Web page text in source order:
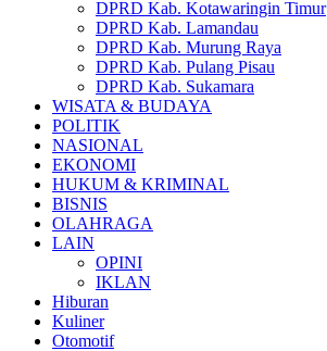
DPRD Kab. Kotawaringin Timur
DPRD Kab. Lamandau
DPRD Kab. Murung Raya
DPRD Kab. Pulang Pisau
DPRD Kab. Sukamara
WISATA & BUDAYA
POLITIK
NASIONAL
EKONOMI
HUKUM & KRIMINAL
BISNIS
OLAHRAGA
LAIN
OPINI
IKLAN
Hiburan
Kuliner
Otomotif